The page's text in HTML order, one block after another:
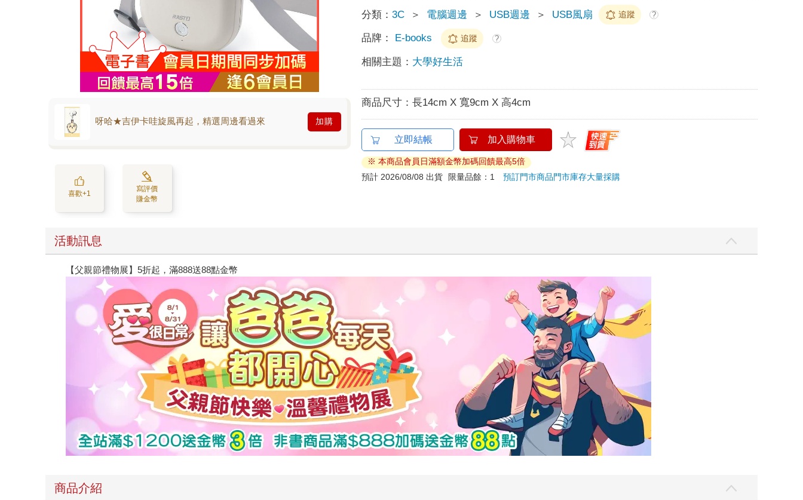
呀哈★吉伊卡哇旋風再起，精選周邊看過來 加購
喜歡+1
寫評價
賺金幣
分類：3C ＞ 電腦週邊 ＞ USB週邊 ＞ USB風扇 追蹤 ?
品牌： E-books 追蹤 ?
相關主題： 大學好生活
商品尺寸：長14cm X 寬9cm X 高4cm
立即結帳 加入購物車
※ 本商品會員日滿額金幣加碼回饋最高5倍
預計 2026/08/08 出貨
限量品餘：1預訂門市商品門市庫存大量採購
活動訊息
【父親節禮物展】5折起，滿888送88點金幣
商品介紹